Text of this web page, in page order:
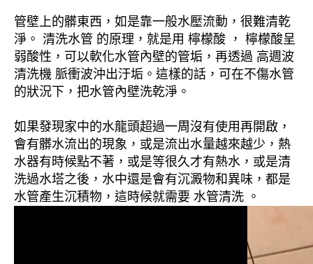
管壁上的髒東西，如是靠一般水壓流動，很難清乾
淨。 清洗水管 的原理，就是用 檸檬酸 ， 檸檬酸呈
弱酸性，可以軟化水管內壁的管垢，再透過 高週波
清洗機 脈衝波沖出汙垢。這樣的話，可在不傷水管
的狀況下，把水管內壁洗乾淨。
如果發現家中的水龍頭超過一周沒有使用再開啟，
會有髒水流出的現象，或是流出水量越來越少，熱
水器有時候點不著，或是等很久才有熱水，或是清
洗過水塔之後，水中還是會有沉澱物和異味，都是
水管產生沉積物，這時候就需要 水管清洗 。